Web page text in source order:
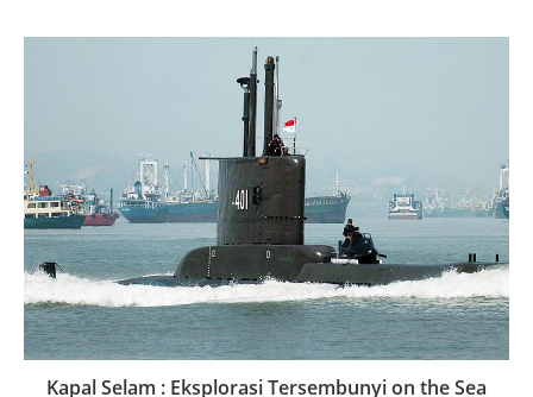
Kapal Selam : Eksplorasi Tersembunyi on the Sea